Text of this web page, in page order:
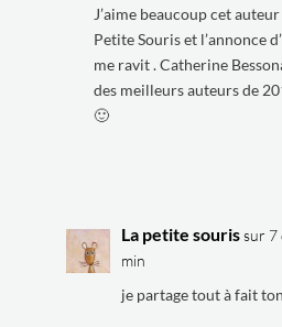
J’aime beaucoup cet
Petite Souris et l’annonce
me ravit . Catherine
des meilleurs auteurs de
🙂
La petite souris sur 7
min
je partage tout à fait